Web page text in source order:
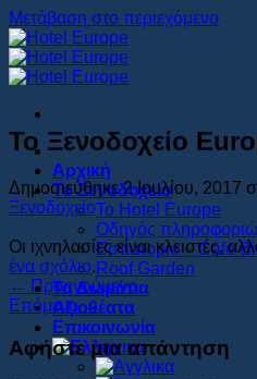
Μετάβαση στο περιεχόμενο
Αρχική
Το Ξενοδοχείο
Το Hotel Europe
Οδηγός
Εστιατοριο – Cafe
Roof Garden
Τα Δωμάτια
Αξιοθέατα
Επικοινωνία
Το Ξενοδοχείο
Δημοσιεύθηκε2 Ιουλίου, 2017
Ξενοδοχείο
Οι ιχνηλασίες είναι κλειστές,
ένα σχόλιο.
← Προηγούμενο
Επόμενο→
Αφήστε μια απάντηση